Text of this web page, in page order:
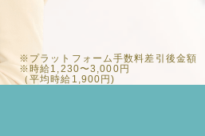
※プラットフォーム手数料差引後金額
※時給1,230〜3,000円
（平均時給1,900円)